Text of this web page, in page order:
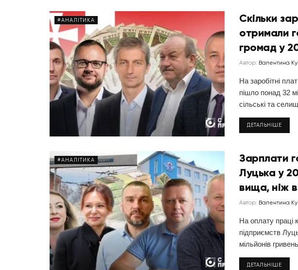
#АНАЛІТИКА
Скільки
отримали
громад у
Автор: Валентина
На заробітні
пішло понад 32
сільські та
ДЕТАЛЬНІШЕ
#АНАЛІТИКА
Зарплати
Луцька у
вища, ніж
Автор: Валентина
На оплату праці
підприємств
мільйонів
ДЕТАЛЬНІШЕ